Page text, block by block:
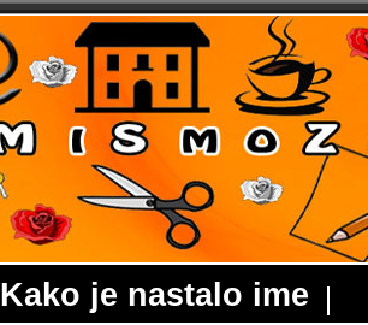
Kako je nastalo ime